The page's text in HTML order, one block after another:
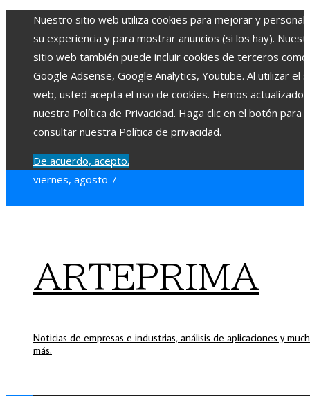
Nuestro sitio web utiliza cookies para mejorar y
su experiencia y para mostrar anuncios (si los hay).
sitio web también puede incluir cookies de terceros como
Google Adsense, Google Analytics, Youtube. Al utilizar el
web, usted acepta el uso de cookies. Hemos actualizado
nuestra Política de Privacidad. Haga clic en el botón para
consultar nuestra Política de privacidad.
De acuerdo, acepto.
viernes, agosto 7
ARTEPRIMA
Noticias de empresas e industrias, análisis de aplicaciones y
más.